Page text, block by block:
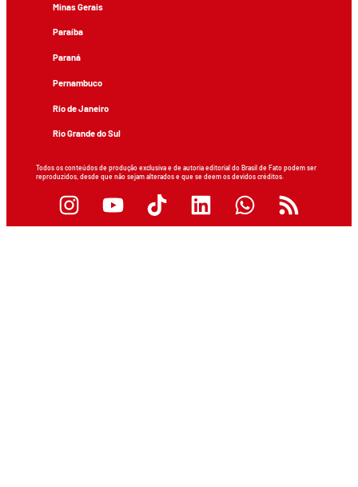
Minas Gerais
Paraíba
Paraná
Pernambuco
Rio de Janeiro
Rio Grande do Sul
Todos os conteúdos de produção exclusiva e de autoria editorial do Brasil de Fato podem ser
reproduzidos, desde que não sejam alterados e que se deem os devidos créditos.